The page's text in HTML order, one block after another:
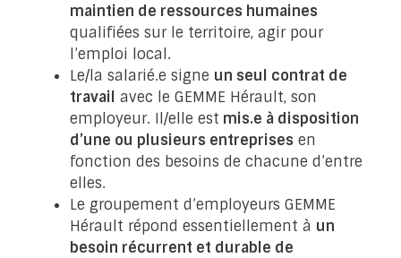
maintien de ressources humaines
qualifiées sur le territoire, agir pour
l’emploi local.
Le/la salarié.e signe un seul contrat de
travail avec le GEMME Hérault, son
employeur. Il/elle est mis.e à disposition
d’une ou plusieurs entreprises en
fonction des besoins de chacune d’entre
elles.
Le groupement d’employeurs GEMME
Hérault répond essentiellement à un
besoin récurrent et durable de